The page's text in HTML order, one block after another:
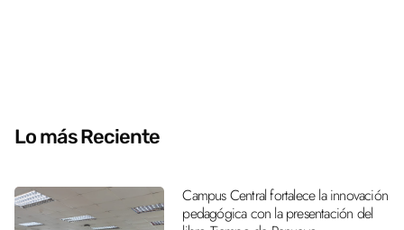
Lo más Reciente
Campus Central fortalece la innovación
pedagógica con la presentación del